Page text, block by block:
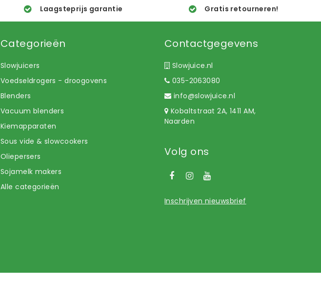
Laagsteprijs garantie Gratis retourneren!
Categorieën
Slowjuicers
Voedseldrogers - droogovens
Blenders
Vacuum blenders
Kiemapparaten
Sous vide & slowcookers
Oliepersers
Sojamelk makers
Alle categorieën
Contactgegevens
Slowjuice.nl
035-2063080
info@slowjuice.nl
Kobaltstraat 2A, 1411 AM,
Naarden
Volg ons
Inschrijven nieuwsbrief